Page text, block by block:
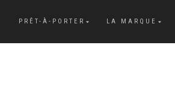
PRÊT-À-PORTER LA MARQUE